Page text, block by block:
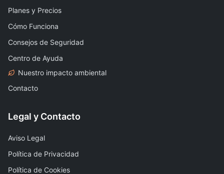
Planes y Precios
Cómo Funciona
Consejos de Seguridad
Centro de Ayuda
Nuestro impacto ambiental
Contacto
Legal y Contacto
Aviso Legal
Política de Privacidad
Política de Cookies